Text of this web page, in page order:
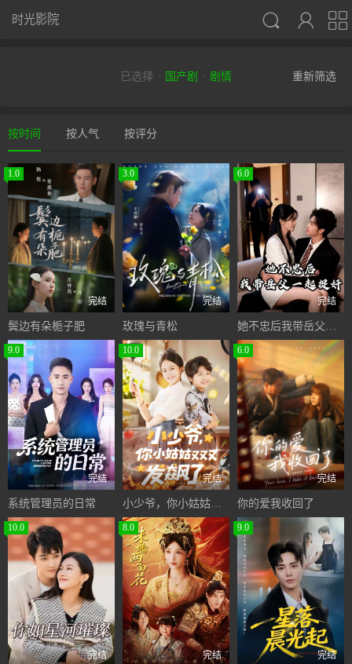



时光影院
已选择 国产剧 剧情 重新筛选
按时间 按人气 按评分
1.0
完结
鬓边有朵栀子肥
3.0
完结
玫瑰与青松
6.0
完结
她不忠后我带岳父一起捉奸
9.0
完结
系统管理员的日常
10.0
完结
小少爷，你小姑姑又又又发飙了
6.0
完结
你的爱我收回了
10.0
完结
8.0
完结
9.0
完结